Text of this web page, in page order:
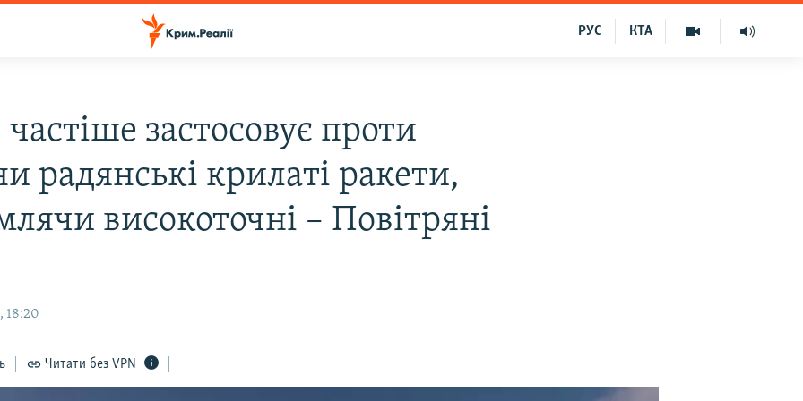
КТА
РУС
застосовує проти
радянські крилаті ракети,
високоточні – Повітряні
18:20
Читати без VPN